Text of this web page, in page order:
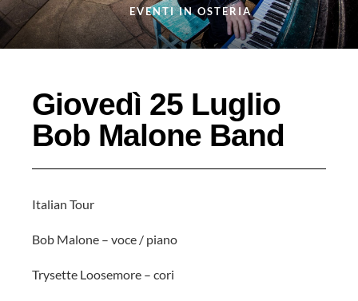
EVENTI IN OSTERIA
Giovedì 25 Luglio
Bob Malone Band
Italian Tour
Bob Malone – voce / piano
Trysette Loosemore – cori